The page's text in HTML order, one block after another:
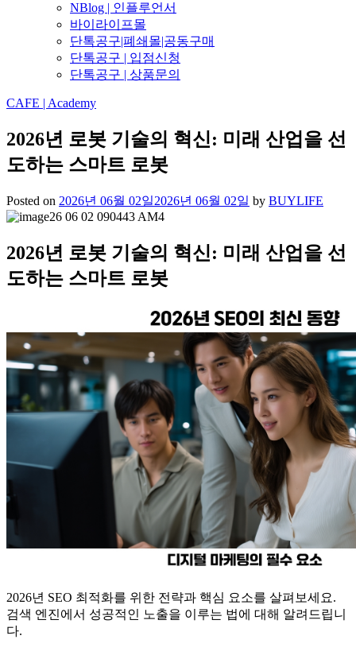
NBlog | 인플루언서
바이라이프몰
단톡공구|폐쇄몰|공동구매
단톡공구 | 입점신청
단톡공구 | 상품문의
CAFE | Academy
2026년 로봇 기술의 혁신: 미래 산업을 선
도하는 스마트 로봇
Posted on 2026년 06월 02일2026년 06월 02일 by BUYLIFE
2026년 로봇 기술의 혁신: 미래 산업을 선
도하는 스마트 로봇
2026년 SEO 최적화를 위한 전략과 핵심 요소를 살펴보세요.
검색 엔진에서 성공적인 노출을 이루는 법에 대해 알려드립니
다.